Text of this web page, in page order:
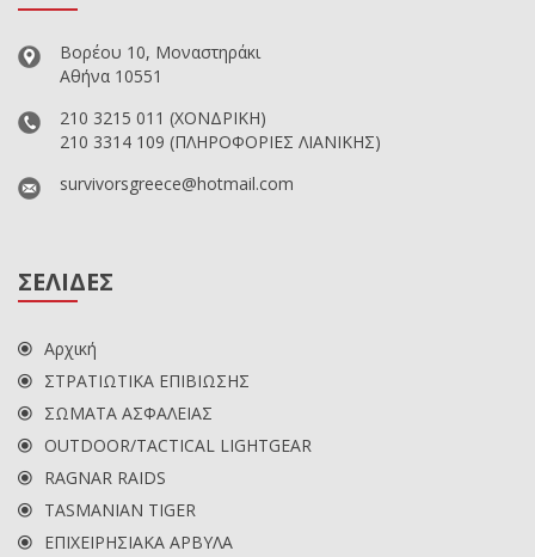
Βορέου 10, Μοναστηράκι
Αθήνα 10551
210 3215 011 (ΧΟΝΔΡΙΚΗ)
210 3314 109 (ΠΛΗΡΟΦΟΡΙΕΣ ΛΙΑΝΙΚΗΣ)
survivorsgreece@hotmail.com
ΣΕΛΙΔΕΣ
Αρχική
ΣΤΡΑΤΙΩΤΙΚΑ ΕΠΙΒΙΩΣΗΣ
ΣΩΜΑΤΑ ΑΣΦΑΛΕΙΑΣ
OUTDOOR/TACTICAL LIGHTGEAR
RAGNAR RAIDS
TASMANIAN TIGER
ΕΠΙΧΕΙΡΗΣΙΑΚΑ ΑΡΒΥΛΑ